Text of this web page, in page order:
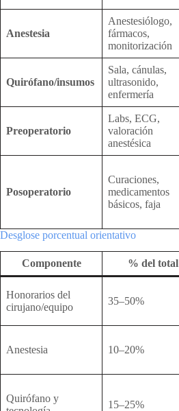
Anestesia
Anestesiólogo,
fármacos,
monitorización
Quirófano/insumos
Sala, cánulas,
ultrasonido,
enfermería
Preoperatorio
Labs, ECG,
valoración
anestésica
Posoperatorio
Curaciones,
medicamentos
básicos, faja
Desglose porcentual orientativo
Componente % del total
Honorarios del
cirujano/equipo
35–50%
Anestesia 10–20%
Quirófano y
15–25%